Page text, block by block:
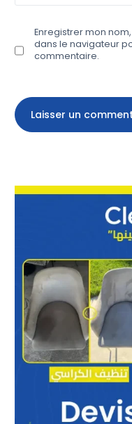
Enregistrer mon
dans le navigateur
commentaire.